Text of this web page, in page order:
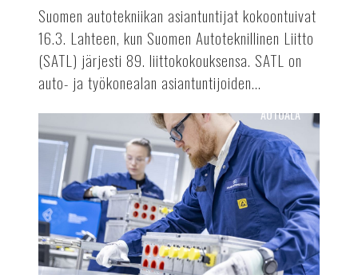
Suomen autotekniikan asiantuntijat kokoontuivat
16.3. Lahteen, kun Suomen Autoteknillinen Liitto
(SATL) järjesti 89. liittokokouksensa. SATL on
auto- ja työkonealan asiantuntijoiden...
akkutuotanto
ennätykseen
AUTOALA